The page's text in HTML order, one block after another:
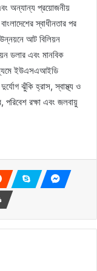
অন্যান্য প্রয়োজনীয়
স্বাধীনতার পর
উন্নয়নে আট বিলিয়ন
ডলার এবং মানবিক
ইউএসএআইডি
ঝুঁকি হ্রাস, স্বাস্থ্য ও
পরিবেশ রক্ষা এবং জলবায়ু